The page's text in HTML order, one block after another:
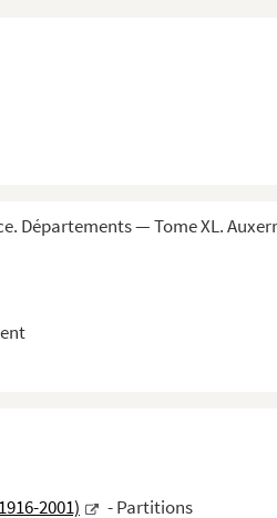
Départements — Tome XL.
– Org...
2001)
- Partitions